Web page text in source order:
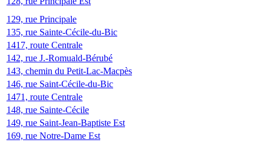
129, rue Principale
135, rue Sainte-Cécile-du-Bic
1417, route Centrale
142, rue J.-Romuald-Bérubé
143, chemin du Petit-Lac-Macpès
146, rue Saint-Cécile-du-Bic
1471, route Centrale
148, rue Sainte-Cécile
149, rue Saint-Jean-Baptiste Est
169, rue Notre-Dame Est